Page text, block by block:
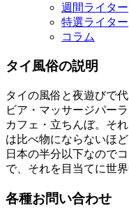
週間ライター
特選ライター
コラム
タイ風俗の説明
タイの風俗と夜遊びで
ビア・マッサージパー
カフェ・立ちんぼ。そ
は比べ物にならないほ
日本の半分以下なので
で、それを目当てに世
各種お問い合わせ